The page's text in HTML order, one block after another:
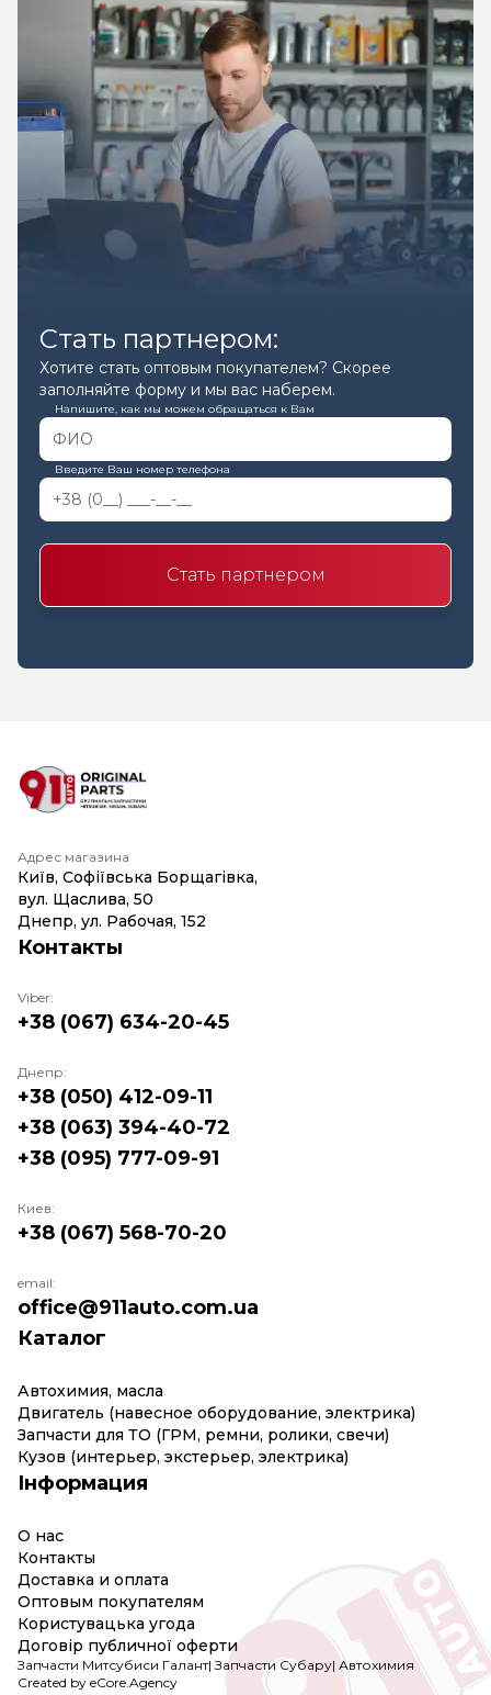
Стать партнером:
Хотите стать оптовым покупателем? Скорее
заполняйте форму и мы вас наберем.
Напишите, как мы можем обращаться к Вам
Введите Ваш номер телефона
Стать партнером
Адрес магазина
Київ, Софіївська Борщагівка,
вул. Щаслива, 50
Днепр, ул. Рабочая, 152
Каталог
Автохимия, масла
Двигатель (навесное оборудование, электрика)
Запчасти для ТО (ГРМ, ремни, ролики, свечи)
Кузов (интерьер, экстерьер, электрика)
Інформация
О нас
Контакты
Доставка и оплата
Оптовым покупателям
Користувацька угода
Договір публичної оферти
Контакты
Viber:
+38 (067) 634-20-45
Днепр:
+38 (050) 412-09-11
+38 (063) 394-40-72
+38 (095) 777-09-91
Киев:
+38 (067) 568-70-20
email:
office@911auto.com.ua
Created by eCore.Agency
Запчасти Митсубиси Галант|Запчасти Субару| Автохимия